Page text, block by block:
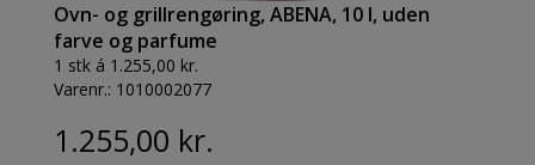
Ovn- og grillrengøring, ABENA, 10 l, uden
farve og parfume
1 stk á 1.255,00 kr.
Varenr.: 1010002077
1.255,00 kr.